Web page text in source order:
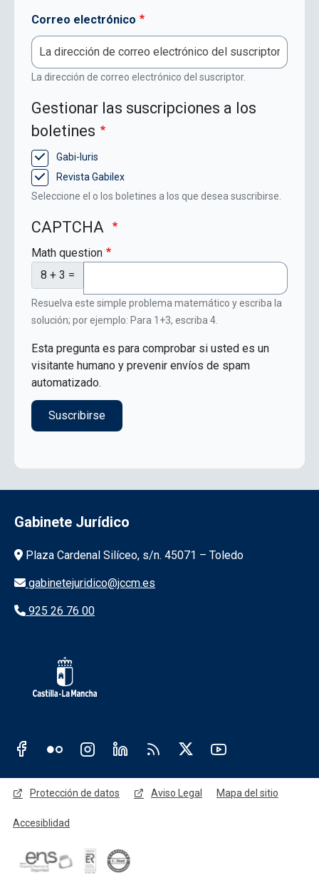
Correo electrónico
La dirección de correo electrónico del suscriptor.
Gestionar las suscripciones a los
boletines
Gabi-Iuris
Revista Gabilex
Seleccione el o los boletines a los que desea suscribirse.
CAPTCHA
Math question
8 + 3 =
Resuelva este simple problema matemático y escriba la
solución; por ejemplo: Para 1+3, escriba 4.
Esta pregunta es para comprobar si usted es un
visitante humano y prevenir envíos de spam
automatizado.
Gabinete Jurídico
Información de la institución
Plaza Cardenal Silíceo, s/n. 45071 – Toledo
gabinetejuridico@jccm.es
925 26 76 00
Redes sociales JCCM
Menú legal
Protección de datos Aviso Legal Mapa del sitio
Accesiblidad